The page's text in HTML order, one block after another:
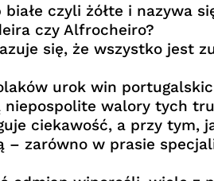
czyli żółte i nazywa
czy Alfrocheiro?
się, że wszystko jest
urok win
walory tych
ciekawość, a przy
– zarówno w prasie